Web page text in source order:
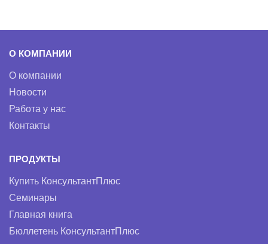
О КОМПАНИИ
О компании
Новости
Работа у нас
Контакты
ПРОДУКТЫ
Купить КонсультантПлюс
Семинары
Главная книга
Бюллетень КонсультантПлюс